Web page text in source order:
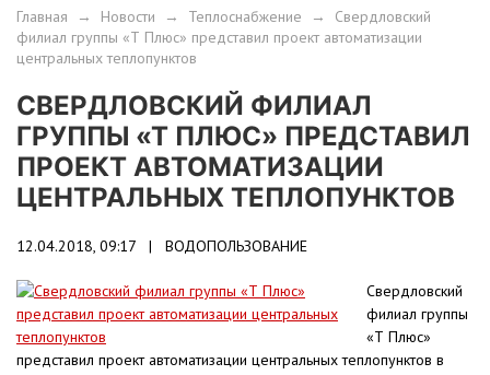
Главная → Новости → Теплоснабжение → Свердловский
филиал группы «Т Плюс» представил проект автоматизации
центральных теплопунктов
СВЕРДЛОВСКИЙ ФИЛИАЛ
ГРУППЫ «Т ПЛЮС» ПРЕДСТАВИЛ
ПРОЕКТ АВТОМАТИЗАЦИИ
ЦЕНТРАЛЬНЫХ ТЕПЛОПУНКТОВ
12.04.2018, 09:17 | ВОДОПОЛЬЗОВАНИЕ
Свердловский
филиал группы
«Т Плюс»
представил проект автоматизации центральных теплопунктов в